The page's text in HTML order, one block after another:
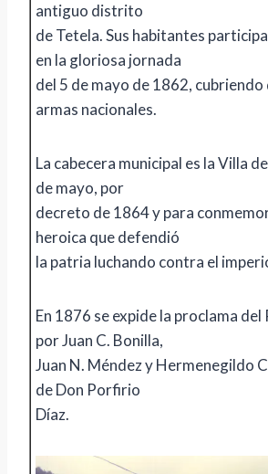
antiguo distrito
de Tetela. Sus habitantes
en la gloriosa jornada
del 5 de mayo de 1862, cubriendo
armas nacionales.
La cabecera municipal es la Villa
de mayo, por
decreto de 1864 y para
heroica que defendió
la patria luchando contra el
En 1876 se expide la proclama
por Juan C. Bonilla,
Juan N. Méndez y Hermenegildo
de Don Porfirio
Díaz.